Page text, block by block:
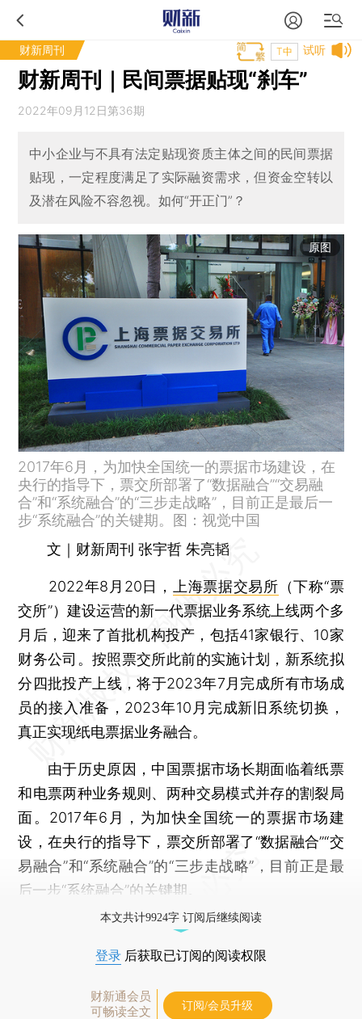
财新周刊 试听
T中
财新周刊｜民间票据贴现“刹车”
2022年09月12日第36期
中小企业与不具有法定贴现资质主体之间的民间票据
贴现，一定程度满足了实际融资需求，但资金空转以
及潜在风险不容忽视。如何“开正门”？
原图
2017年6月，为加快全国统一的票据市场建设，在
央行的指导下，票交所部署了“数据融合”“交易融
合”和“系统融合”的“三步走战略”，目前正是最后一
步“系统融合”的关键期。图：视觉中国
文｜财新周刊 张宇哲 朱亮韬
2022年8月20日， 上海票据交易所 （下称“票
交所”）建设运营的新一代票据业务系统上线两个多
月后，迎来了首批机构投产，包括41家银行、10家
财务公司。按照票交所此前的实施计划，新系统拟
分四批投产上线，将于2023年7月完成所有市场成
员的接入准备，2023年10月完成新旧系统切换，
真正实现纸电票据业务融合。
由于历史原因，中国票据市场长期面临着纸票
和电票两种业务规则、两种交易模式并存的割裂局
面。2017年6月，为加快全国统一的票据市场建
设，在央行的指导下，票交所部署了“数据融合”“交
易融合”和“系统融合”的“三步走战略”，目前正是最
后一步“系统融合”的关键期。
本文共计9924字 订阅后继续阅读
登录 后获取已订阅的阅读权限
财新通会员
可畅读全文
订阅/会员升级